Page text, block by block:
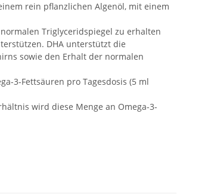
rein pflanzlichen Algenöl, mit einem
Triglyceridspiegel zu erhalten
DHA unterstützt die
sowie den Erhalt der normalen
3-Fettsäuren pro Tagesdosis (5 ml
wird diese Menge an Omega-3-